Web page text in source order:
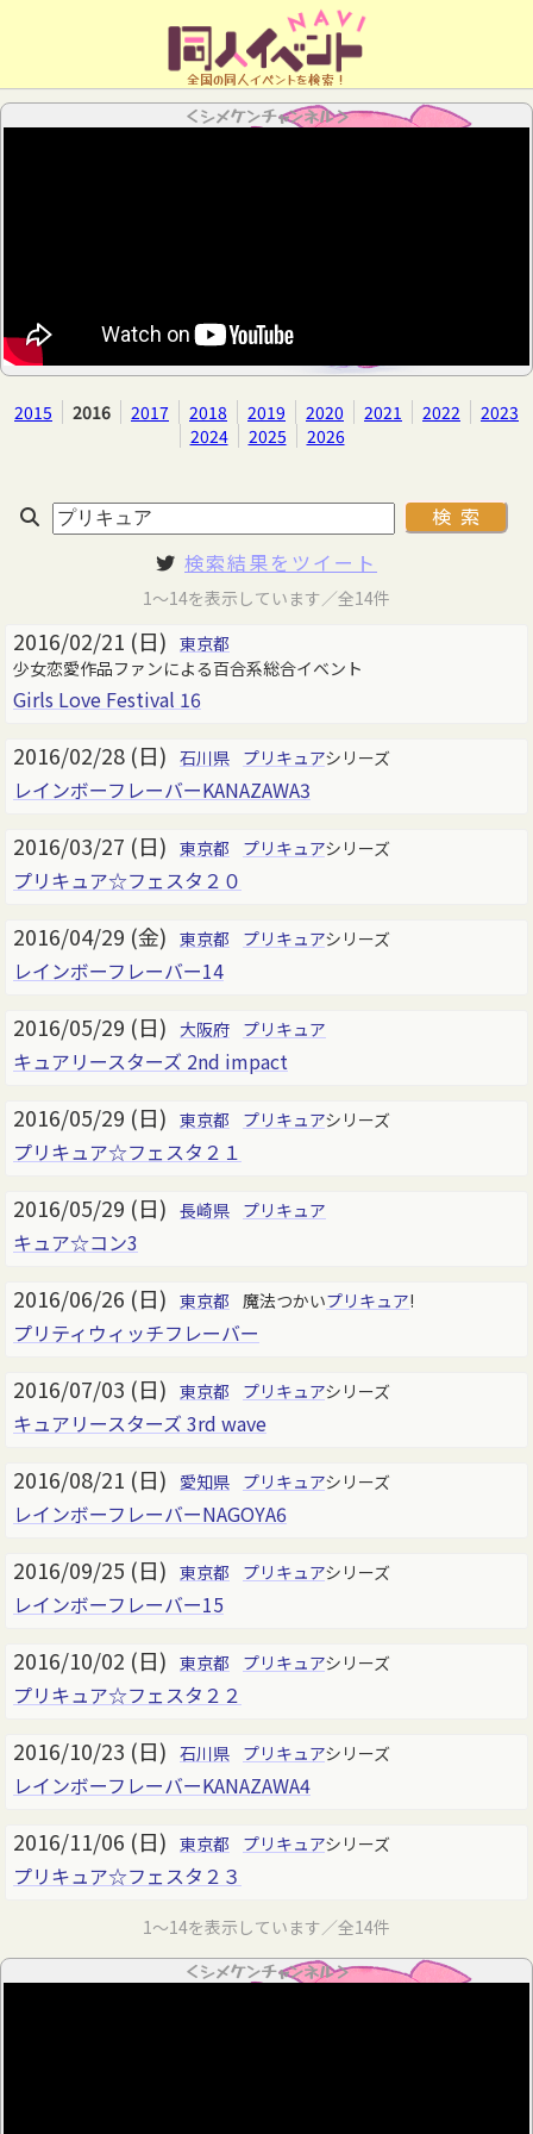
全国の同人イベントを検索！
＜シメケンチャンネル＞
2015 2016 2017 2018 2019 2020 2021 2022
2023
2024
2025 2026
検索結果をツイート
1～14を表示しています／全14件
2016/02/21 (日) 東京都
少女恋愛作品ファンによる百合系総合イベント
Girls Love Festival 16
2016/02/28 (日) 石川県 プリキュアシリーズ
レインボーフレーバーKANAZAWA3
2016/03/27 (日) 東京都 プリキュアシリーズ
プリキュア☆フェスタ２０
2016/04/29 (金) 東京都 プリキュアシリーズ
レインボーフレーバー14
2016/05/29 (日) 大阪府 プリキュア
キュアリースターズ 2nd impact
2016/05/29 (日) 東京都 プリキュアシリーズ
プリキュア☆フェスタ２１
2016/05/29 (日) 長崎県 プリキュア
キュア☆コン3
2016/06/26 (日) 東京都 魔法つかいプリキュア!
プリティウィッチフレーバー
2016/07/03 (日) 東京都 プリキュアシリーズ
キュアリースターズ 3rd wave
2016/08/21 (日) 愛知県 プリキュアシリーズ
レインボーフレーバーNAGOYA6
2016/09/25 (日) 東京都 プリキュアシリーズ
レインボーフレーバー15
2016/10/02 (日) 東京都 プリキュアシリーズ
プリキュア☆フェスタ２２
2016/10/23 (日) 石川県 プリキュアシリーズ
レインボーフレーバーKANAZAWA4
2016/11/06 (日) 東京都 プリキュアシリーズ
プリキュア☆フェスタ２３
1～14を表示しています／全14件
＜シメケンチャンネル＞